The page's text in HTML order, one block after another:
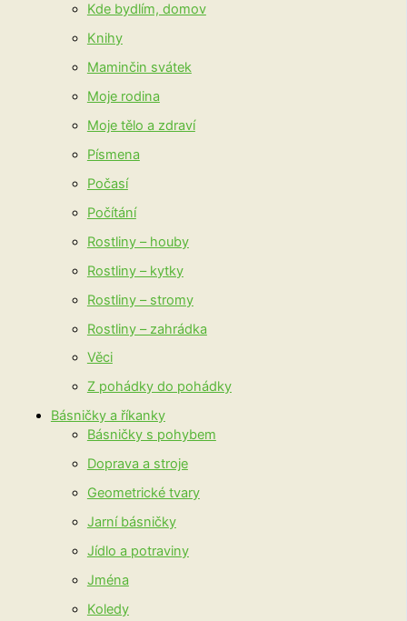
Kde bydlím, domov
Knihy
Maminčin svátek
Moje rodina
Moje tělo a zdraví
Písmena
Počasí
Počítání
Rostliny – houby
Rostliny – kytky
Rostliny – stromy
Rostliny – zahrádka
Věci
Z pohádky do pohádky
Básničky a říkanky
Básničky s pohybem
Doprava a stroje
Geometrické tvary
Jarní básničky
Jídlo a potraviny
Jména
Koledy